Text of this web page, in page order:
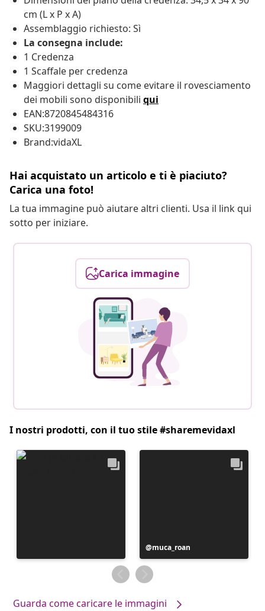
cm (L x P x A)
Assemblaggio richiesto: Sì
La consegna include:
1 Credenza
1 Scaffale per credenza
Maggiori dettagli su come evitare il rovesciamento
dei mobili sono disponibili qui
EAN:8720845484316
SKU:3199009
Brand:vidaXL
Hai acquistato un articolo e ti è piaciuto?
Carica una foto!
La tua immagine può aiutare altri clienti. Usa il link qui
sotto per iniziare.
Carica immagine
I nostri prodotti, con il tuo stile #sharemevidaxl
Post
pubblicato
da
muca_roan
Guarda come caricare le immagini